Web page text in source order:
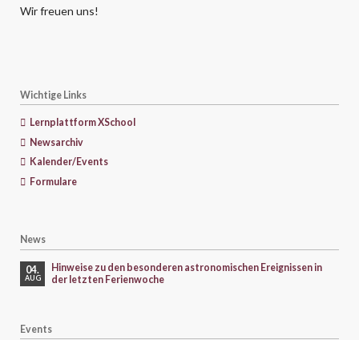
Wir freuen uns!
Wichtige Links
Lernplattform XSchool
Newsarchiv
Kalender/Events
Formulare
News
04.
AUG
Hinweise zu den besonderen astronomischen Ereignissen in
der letzten Ferienwoche
Events